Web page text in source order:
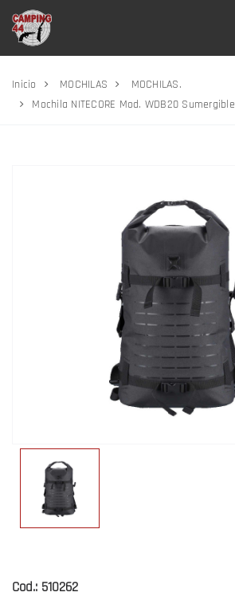
Inicio MOCHILAS
MOCHILAS.
Mochila NITECORE Mod. WDB20 Sumergible
Cod.: 510262